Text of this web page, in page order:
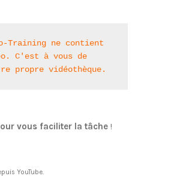
Training ne contient
C'est à vous de
propre vidéothèque.
vous faciliter la tâche !
YouTube.